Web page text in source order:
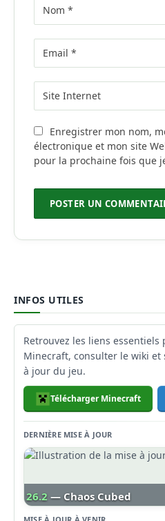
Enregistrer mon nom,
électronique et mon site
pour la prochaine fois que
INFOS UTILES
Retrouvez les liens
Minecraft, consulter le wiki et
à jour du jeu.
Télécharger Minecraft
DERNIÈRE MISE À JOUR
26.2 — Chaos Cubed